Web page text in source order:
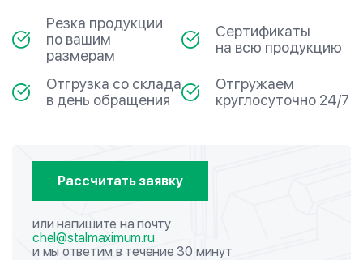
Резка продукции
по вашим
размерам
Сертификаты
на всю продукцию
Отгрузка со склада
в день обращения
Отгружаем
круглосуточно 24/7
Рассчитать заявку
или напишите на почту
chel@stalmaximum.ru
и мы ответим в течение 30 минут